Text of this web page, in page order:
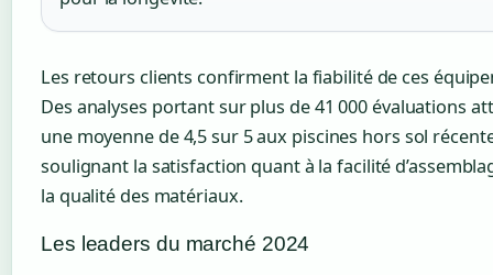
Les retours clients confirment la fiabilité de ces
Des analyses portant sur plus de 41 000 évaluations
une moyenne de 4,5 sur 5 aux piscines hors sol
soulignant la satisfaction quant à la facilité
la qualité des matériaux.
Les leaders du marché 2024